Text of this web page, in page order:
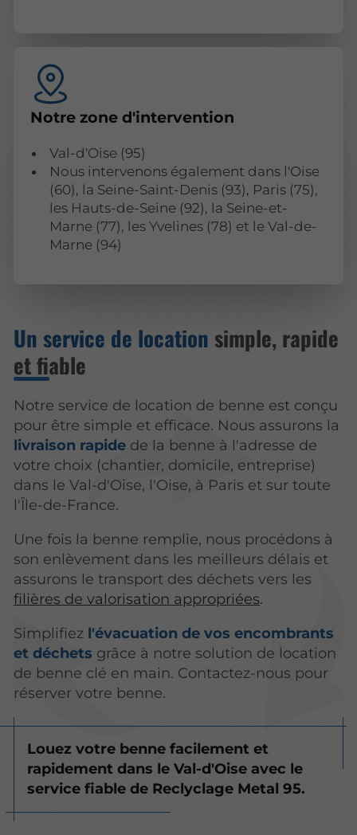
Notre zone d'intervention
Val-d'Oise (95)
Nous intervenons également dans l'Oise
(60), la Seine-Saint-Denis (93), Paris (75),
les Hauts-de-Seine (92), la Seine-et-
Marne (77), les Yvelines (78) et le Val-de-
Marne (94)
Un service de location simple, rapide
et fiable
Notre service de location de benne est conçu
pour être simple et efficace. Nous assurons la
livraison rapide de la benne à l'adresse de
votre choix (chantier, domicile, entreprise)
dans le Val-d'Oise, l'Oise, à Paris et sur toute
l'Île-de-France.
Une fois la benne remplie, nous procédons à
son enlèvement dans les meilleurs délais et
assurons le transport des déchets vers les
filières de valorisation appropriées.
Simplifiez l'évacuation de vos encombrants
et déchets grâce à notre solution de location
de benne clé en main. Contactez-nous pour
réserver votre benne.
Louez votre benne facilement et
rapidement dans le Val-d'Oise avec le
service fiable de Reclyclage Metal 95.